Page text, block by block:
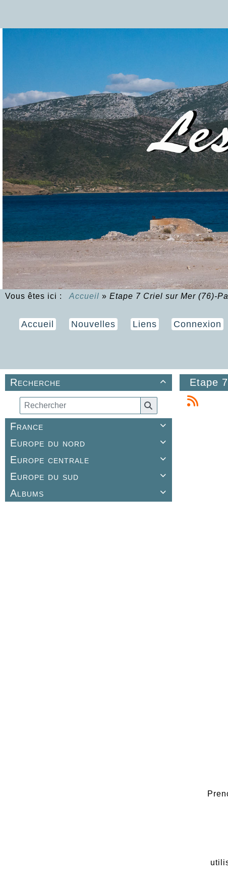
Vous êtes ici : Accueil » Etape 7 Criel sur Mer (76)-
Accueil Nouvelles Liens Connexion

Recherche

France

Europe du nord

Europe centrale

Europe du sud

Albums
Etape